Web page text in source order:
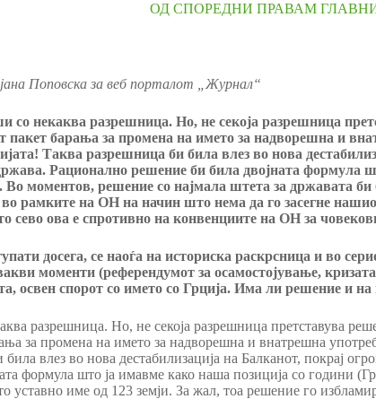
ОД СПОРЕДНИ ПРАВАМ
Поповска за веб порталот „Журнал“
со некаква разрешница. Но, не секоја разрешница
барања за промена на името за надворешна и
Таква разрешница би била влез во нова
Рационално решение би била двојната формула
моментов, решение со најмала штета за државата
рамките на ОН на начин што нема да го засегне
сево ова е спротивно на конвенциите на ОН за
досега, се наоѓа на историска раскрсница и во
моменти (референдумот за осамостојување,
освен спорот со името со Грција. Има ли решение и на
разрешница. Но, не секоја разрешница претставува
за промена на името за надворешна и внатрешна
влез во нова дестабилизација на Балканот, покрај
формула што ја имавме како наша позиција со години
уставно име од 123 земји. За жал, тоа решение го